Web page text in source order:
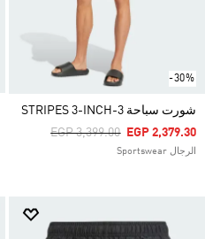
-30%
شورت سباحة 3-STRIPES 3-INCH
Price Reduced From
EGP 3,399.00ToEGP 2,379.30
الرجال Sportswear